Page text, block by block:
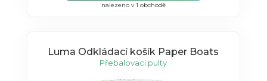
nalezeno v 1 obchodě
Luma Odkládací košík Paper Boats
Přebalovací pulty